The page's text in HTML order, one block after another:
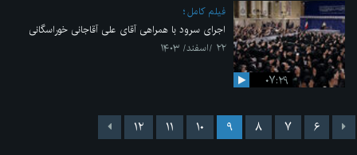
۰۷:۲۹
فیلم کامل
اجرای سرود با همراهی آقای علی آقاجانی خوراسگانی
۲۲ /اسفند/ ۱۴۰۳
۶ ۷ ۸ ۹ ۱۰ ۱۱ ۱۲